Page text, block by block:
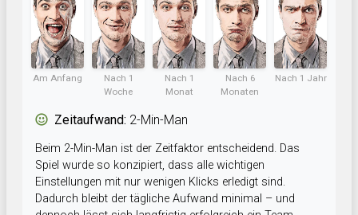
Am Anfang
Nach 1
Woche
Nach 1
Monat
Nach 6
Monaten
Nach 1 Jahr
Zeitaufwand: 2-Min-Man
Beim 2-Min-Man ist der Zeitfaktor entscheidend. Das
Spiel wurde so konzipiert, dass alle wichtigen
Einstellungen mit nur wenigen Klicks erledigt sind.
Dadurch bleibt der tägliche Aufwand minimal – und